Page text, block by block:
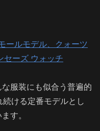
ールモデル、クォーツ
セーズ ウォッチ
服装にも似合う普遍的
ける定番モデルとし
す。